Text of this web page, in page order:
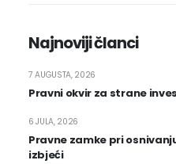
Najnoviji članci
Pravni okvir za strane
7 AUGUSTA, 2026
Pravne zamke pri
izbjeći
6 JULA, 2026